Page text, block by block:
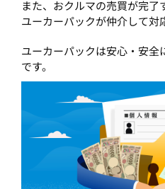
また、おクルマの売買が完了
ユーカーパックが仲介して対
ユーカーパックは安心・安全
です。